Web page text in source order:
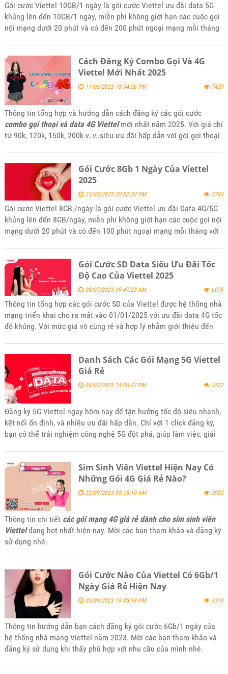
Gói cước Viettel 10GB/1 ngày là gói cước Viettel ưu đãi data 5G
khủng lên đến 10GB/1 ngày, miễn phí không giới hạn các cuộc gọi
nội mạng dưới 20 phút và có đến 200 phút ngoại mạng mỗi tháng
5gsimviettel.com.
Cách Đăng Ký Combo Gọi Và 4G
Viettel Mới Nhất 2025
11/06/2023 18:04:56 PM 7459
Thông tin tổng hợp và hướng dẫn cách đăng ký các gói cước
combo gọi thoại và data 4G Viettelmới nhất năm 2025. Với giá chỉ
từ 90k, 120k, 150k, 200k.v..v..siêu ưu đãi hấp dẫn với gói gọi thoại
Gói Cước 8Gb 1 Ngày Của Viettel
2025
23/02/2025 20:52:22 PM 2784
Gói cước Viettel 8GB /ngày là gói cước Viettel ưu đãi Data 4G/5G
khủng lên đến 8GB/ngày, miễn phí không giới hạn các cuộc gọi nội
mạng dưới 20 phút và có đến 100 phút ngoại mạng mỗi tháng với
5gsimviettel.com.
Gói Cước SD Data Siêu Ưu Đãi Tốc
Độ Cao Của Viettel 2025
28/07/2023 09:47:23 AM 6076
Thông tin tổng hợp các gói cước SD của Viettel được hệ thống nhà
mạng triển khai cho ra mắt vào 01/01/2025 với ưu đãi data 4G tốc
độ khủng. Với mức giá vô cùng rẻ và hợp lý nhằm giới thiệu đến
Danh Sách Các Gói Mạng 5G Viettel
Giá Rẻ
08/03/2025 14:06:27 PM 3522
Đăng ký 5G Viettel ngay hôm nay để tận hưởng tốc độ siêu nhanh,
kết nối ổn định, và nhiều ưu đãi hấp dẫn. Chỉ với 1 click đăng ký,
bạn có thể trải nghiệm công nghệ 5G đột phá, giúp làm việc, giải
Sim Sinh Viên Viettel Hiện Nay Có
Những Gói 4G Giá Rẻ Nào?
22/09/2023 08:16:10 AM 3902
Thông tin chi tiết các gói mạng 4G giá rẻ dành cho sim sinh viên
Viettelđang hot nhất hiện nay. Mời các bạn tham khảo và đăng ký
sử dụng nhé.
Gói Cước Nào Của Viettel Có 6Gb/1
Ngày Giá Rẻ Hiện Nay
05/09/2023 19:45:18 PM 3310
Thông tin hướng dẫn bạn cách đăng ký gói cước 6Gb/1 ngày của
hệ thống nhà mạng Viettel năm 2023. Mời các bạn tham khảo và
đăng ký sử dụng khi thấy phù hợp với nhu cầu của mình nhé.